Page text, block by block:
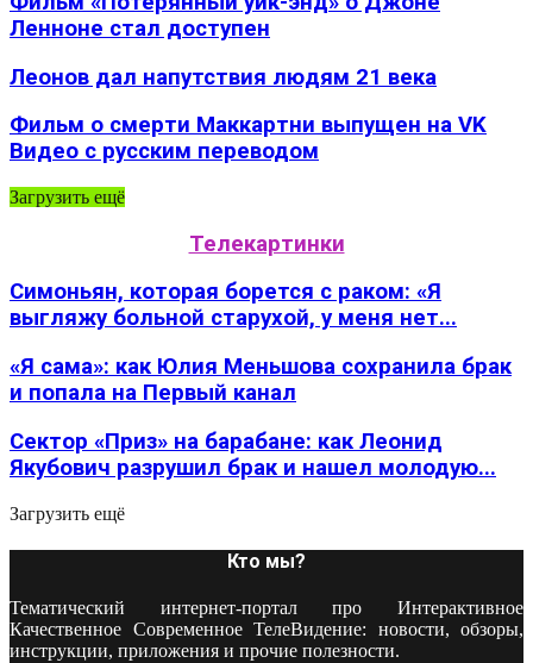
Ленноне стал доступен
Леонов дал напутствия людям 21 века
Фильм о смерти Маккартни выпущен на VK
Видео с русским переводом
Загрузить ещё
Телекартинки
Симоньян, которая борется с раком: «Я
выгляжу больной старухой, у меня нет...
«Я сама»: как Юлия Меньшова сохранила брак
и попала на Первый канал
Сектор «Приз» на барабане: как Леонид
Якубович разрушил брак и нашел молодую...
Загрузить ещё
Кто мы?
Тематический интернет-портал про Интерактивное
Качественное Современное ТелеВидение: новости, обзоры,
инструкции, приложения и прочие полезности.